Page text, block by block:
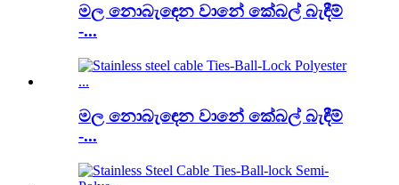
මල නොබැඳෙන වානේ කේබල් බැඳීම්
-...
මල නොබැඳෙන වානේ කේබල් බැඳීම්
-...